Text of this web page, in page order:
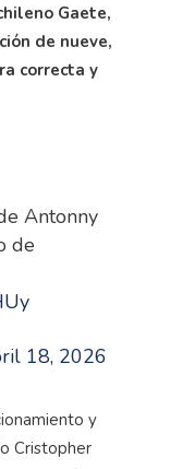
Gaete,
de nueve,
correcta y
Antonny
de
18, 2026
y
Cristopher